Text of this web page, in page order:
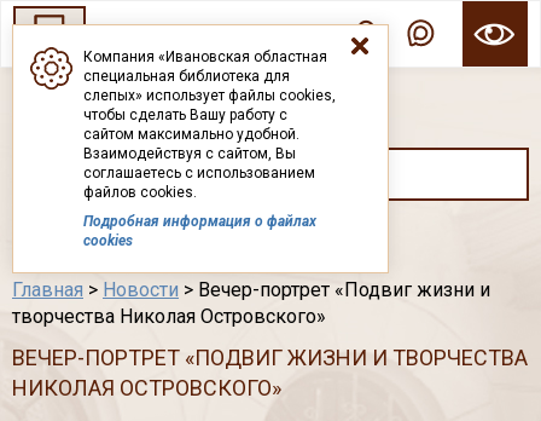
Компания «Ивановская областная
специальная библиотека для
слепых» использует файлы cookies,
чтобы сделать Вашу работу с
сайтом максимально удобной.
Взаимодействуя с сайтом, Вы
соглашаетесь с использованием
файлов cookies.
Подробная информация о файлах
cookies
ГОСУДАРСТВЕННОЕ БЮДЖЕТНОЕ УЧРЕЖДЕНИЕ ИВАНОВСКОЙ ОБЛАСТИ
ИВАНОВСКАЯ ОБЛАСТНАЯ СПЕЦИАЛЬНАЯ
БИБЛИОТЕКА ДЛЯ СЛЕПЫХ
Каталог
Главная > Новости > Вечер-портрет «Подвиг жизни и
творчества Николая Островского»
ВЕЧЕР-ПОРТРЕТ «ПОДВИГ ЖИЗНИ И ТВОРЧЕСТВА
НИКОЛАЯ ОСТРОВСКОГО»